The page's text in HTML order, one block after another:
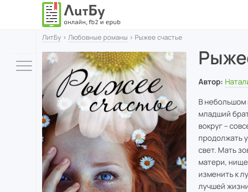
ЛитБу › Любовные романы › Рыжее счастье
Автор:
В небольшом
младший
вокруг –
продолжать
свет. Мать
матери,
изменить к
лучшей